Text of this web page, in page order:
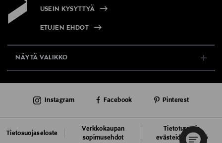
USEIN KYSYTTYÄ
ETUJEN EHDOT
NÄYTÄ VALIKKO
AJANKOHTAISTA
Tietosuojaseloste
Verkkokaupan
sopimusehdot
Tietoturva ja
evästeiden käyttö
Instagram Facebook Pinterest